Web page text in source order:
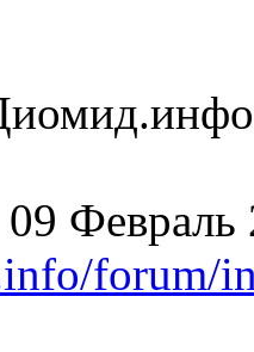
Февраль
forum/